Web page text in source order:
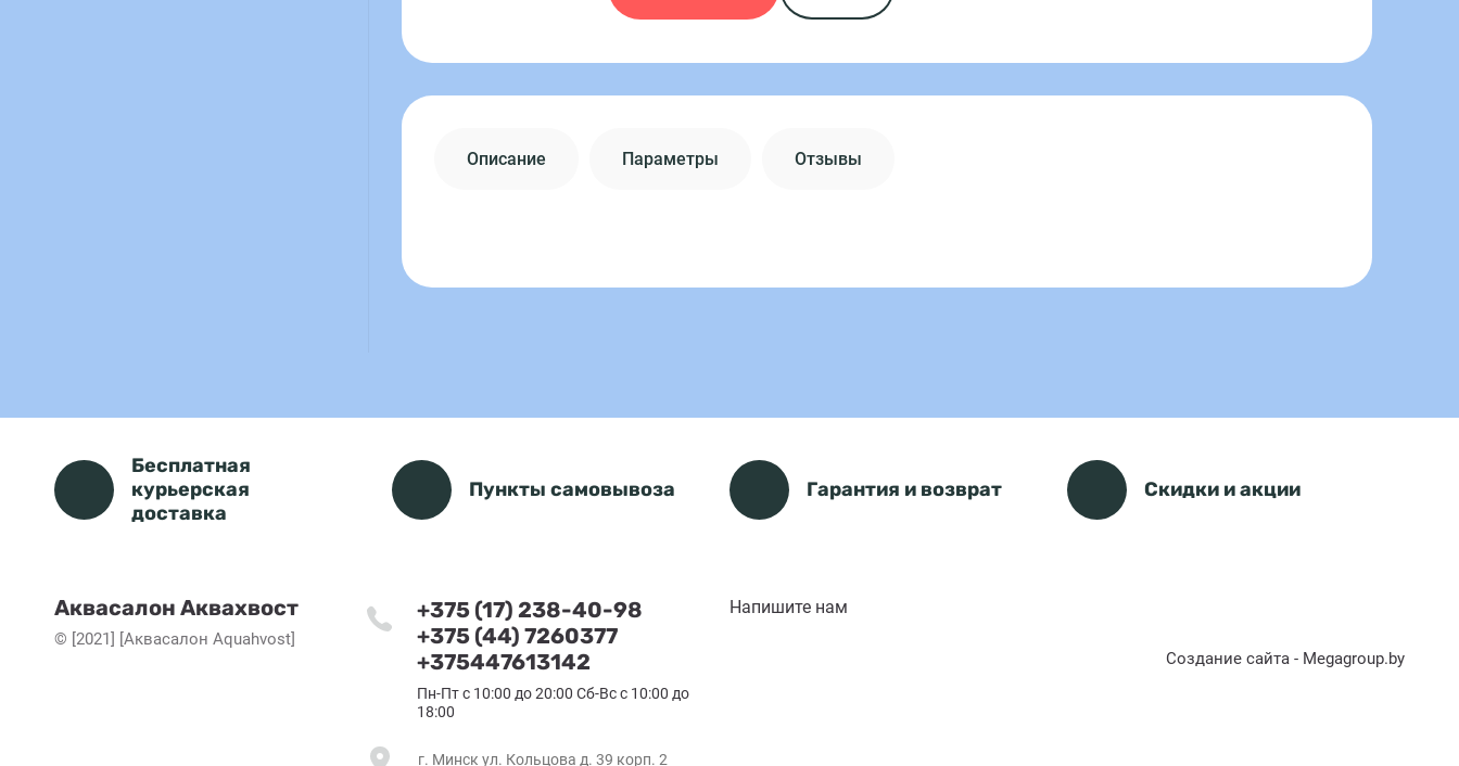
Описание Параметры Отзывы
Бесплатная
курьерская
доставка
Пункты самовывоза Гарантия и возврат Скидки и акции
Аквасалон Аквахвост
© [2021] [Аквасалон Aquahvost]
+375 (17) 238-40-98
+375 (44) 7260377
+375447613142
Пн-Пт с 10:00 до 20:00 Сб-Вс с 10:00 до
18:00
г. Минск ул. Кольцова д. 39 корп. 2
Напишите нам
Создание сайта - Megagroup.by